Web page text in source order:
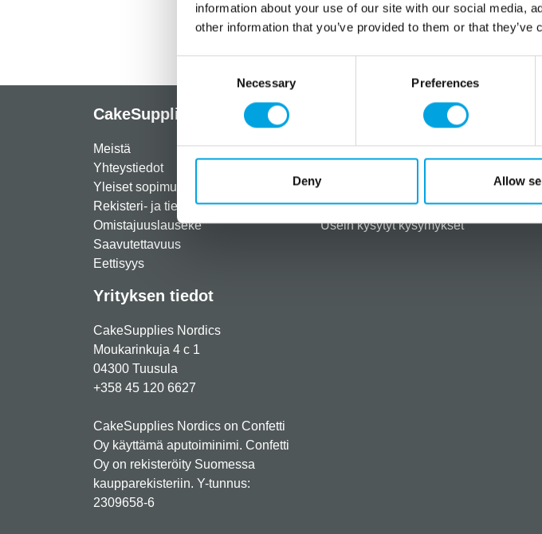
information about your use of our site with our social media,
other information that you’ve provided to them or that
Selection
Necessary Preferences
Deny Allow
CakeSupplies Nordics
Meistä
Yhteystiedot
Yleiset sopimusehdot
Rekisteri- ja tietosuojaseloste
Omistajuuslauseke
Saavutettavuus
Eettisyys
Yrityksen tiedot
CakeSupplies Nordics
Moukarinkuja 4 c 1
04300 Tuusula
+358 45 120 6627
CakeSupplies Nordics on Confetti
Oy käyttämä aputoiminimi. Confetti
Oy on rekisteröity Suomessa
kaupparekisteriin. Y-tunnus:
2309658-6
Rekisteröidy yritysasiakkaaksi
Palautusehdot
Usein kysytyt kysymykset